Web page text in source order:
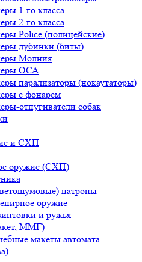
1-го класса
2-го класса
Police (полицейские)
дубинки (биты)
Молния
ОСА
парализаторы (нокаутаторы)
с фонарем
отпугиватели собак
и СХП
оружие (СХП)
патроны
оружие
и ружья
ММГ)
макеты автомата